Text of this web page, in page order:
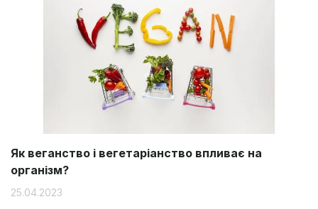
Як веганство і вегетаріанство впливає на
організм?
25.04.2023